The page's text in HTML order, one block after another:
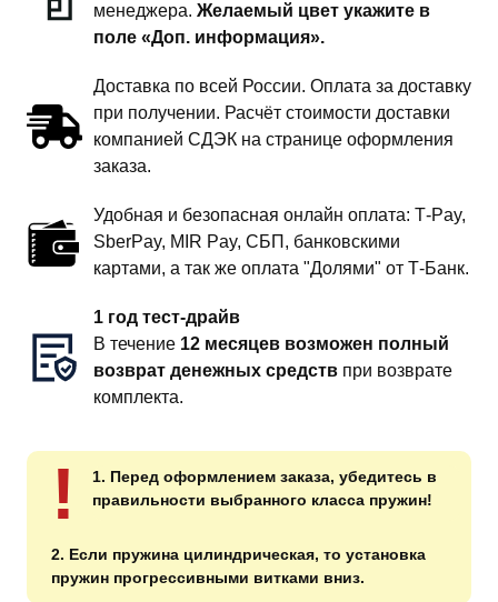
менеджера. Желаемый цвет укажите в
поле «Доп. информация».
Доставка по всей России. Оплата за доставку
при получении. Расчёт стоимости доставки
компанией СДЭК на странице оформления
заказа.
Удобная и безопасная онлайн оплата: T‑Pay,
SberPay, MIR Pay, СБП, банковскими
картами, а так же оплата "Долями" от Т-Банк.
1 год тест-драйв
В течение 12 месяцев возможен полный
возврат денежных средств при возврате
комплекта.
!
1. Перед оформлением заказа, убедитесь в
правильности выбранного класса пружин!
2. Если пружина цилиндрическая, то установка
пружин прогрессивными витками вниз.